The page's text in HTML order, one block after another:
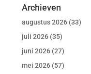
Archieven
augustus 2026(33)
juli 2026(35)
juni 2026(27)
mei 2026(57)